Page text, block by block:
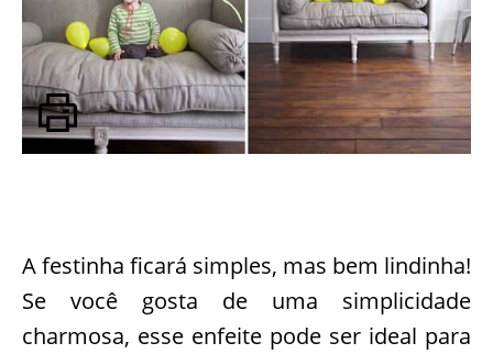
A festinha ficará simples, mas bem lindinha!
Se você gosta de uma simplicidade
charmosa, esse enfeite pode ser ideal para